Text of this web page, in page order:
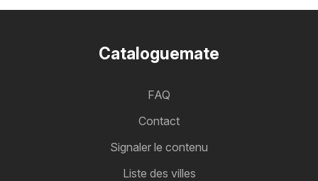
Cataloguemate
FAQ
Contact
Signaler le contenu
Liste des villes